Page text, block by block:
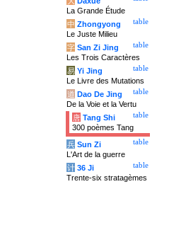
La Grande Étude
table
中 Zhongyong
Le Juste Milieu
table
字 San Zi Jing
Les Trois Caractères
table
易 Yi Jing
Le Livre des Mutations
table
道 Dao De Jing
De la Voie et la Vertu
table
唐 Tang Shi
300 poèmes Tang
table
兵 Sun Zi
L'Art de la guerre
table
计 36 Ji
Trente-six stratagèmes